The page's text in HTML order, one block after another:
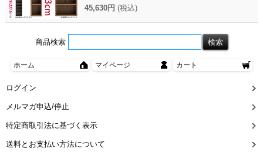
45,630円 (税込)
商品検索
ホーム マイページ カート
ログイン
メルマガ申込/停止
特定商取引法に基づく表示
送料とお支払い方法について